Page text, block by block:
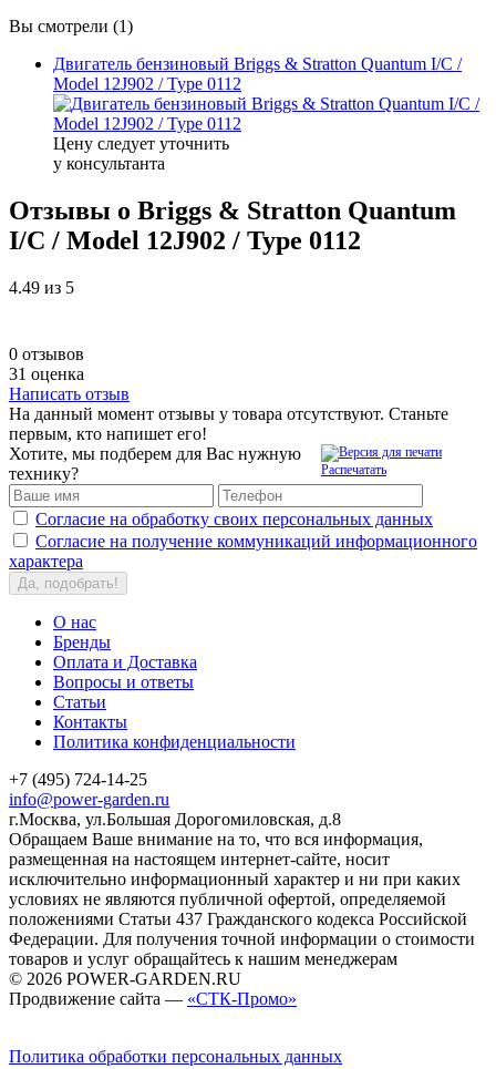
Вы смотрели (1)
Двигатель бензиновый Briggs & Stratton Quantum I/C /
Model 12J902 / Type 0112
Цену следует уточнить
у консультанта
Отзывы о Briggs & Stratton Quantum
I/C / Model 12J902 / Type 0112
4.49 из 5
0 отзывов
31 оценка
Написать отзыв
На данный момент отзывы у товара отсутствуют. Станьте
первым, кто напишет его!
Распечатать
Хотите, мы подберем для Вас нужную
технику?
Согласие на обработку своих персональных данных
Согласие на получение коммуникаций информационного
характера
Да, подобрать!
О нас
Бренды
Оплата и Доставка
Вопросы и ответы
Статьи
Контакты
Политика конфиденциальности
+7 (495) 724-14-25
info@power-garden.ru
г.Москва, ул.Большая Дорогомиловская, д.8
Обращаем Ваше внимание на то, что вся информация,
размещенная на настоящем интернет-сайте, носит
исключительно информационный характер и ни при каких
условиях не являются публичной офертой, определяемой
положениями Статьи 437 Гражданского кодекса Российской
Федерации. Для получения точной информации о стоимости
товаров и услуг обращайтесь к нашим менеджерам
© 2026 POWER-GARDEN.RU
Продвижение сайта — «СТК-Промо»
Политика обработки персональных данных